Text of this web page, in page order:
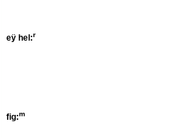
eÿ hel:r
fig:m